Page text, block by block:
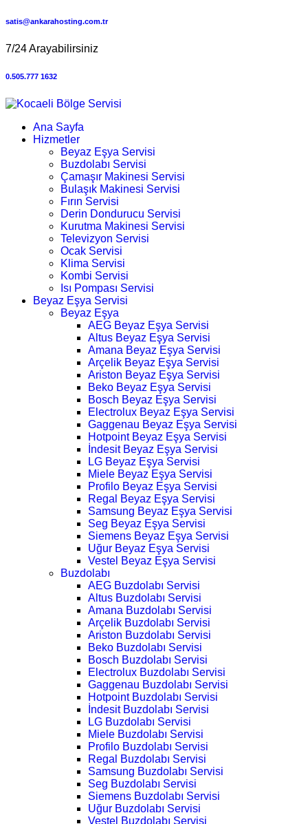
satis@ankarahosting.com.tr
7/24 Arayabilirsiniz
0.505.777 1632
Ana Sayfa
Hizmetler
Beyaz Eşya Servisi
Buzdolabı Servisi
Çamaşır Makinesi Servisi
Bulaşık Makinesi Servisi
Fırın Servisi
Derin Dondurucu Servisi
Kurutma Makinesi Servisi
Televizyon Servisi
Ocak Servisi
Klima Servisi
Kombi Servisi
Isı Pompası Servisi
Beyaz Eşya Servisi
Beyaz Eşya
AEG Beyaz Eşya Servisi
Altus Beyaz Eşya Servisi
Amana Beyaz Eşya Servisi
Arçelik Beyaz Eşya Servisi
Ariston Beyaz Eşya Servisi
Beko Beyaz Eşya Servisi
Bosch Beyaz Eşya Servisi
Electrolux Beyaz Eşya Servisi
Gaggenau Beyaz Eşya Servisi
Hotpoint Beyaz Eşya Servisi
İndesit Beyaz Eşya Servisi
LG Beyaz Eşya Servisi
Miele Beyaz Eşya Servisi
Profilo Beyaz Eşya Servisi
Regal Beyaz Eşya Servisi
Samsung Beyaz Eşya Servisi
Seg Beyaz Eşya Servisi
Siemens Beyaz Eşya Servisi
Uğur Beyaz Eşya Servisi
Vestel Beyaz Eşya Servisi
Buzdolabı
AEG Buzdolabı Servisi
Altus Buzdolabı Servisi
Amana Buzdolabı Servisi
Arçelik Buzdolabı Servisi
Ariston Buzdolabı Servisi
Beko Buzdolabı Servisi
Bosch Buzdolabı Servisi
Electrolux Buzdolabı Servisi
Gaggenau Buzdolabı Servisi
Hotpoint Buzdolabı Servisi
İndesit Buzdolabı Servisi
LG Buzdolabı Servisi
Miele Buzdolabı Servisi
Profilo Buzdolabı Servisi
Regal Buzdolabı Servisi
Samsung Buzdolabı Servisi
Seg Buzdolabı Servisi
Siemens Buzdolabı Servisi
Uğur Buzdolabı Servisi
Vestel Buzdolabı Servisi